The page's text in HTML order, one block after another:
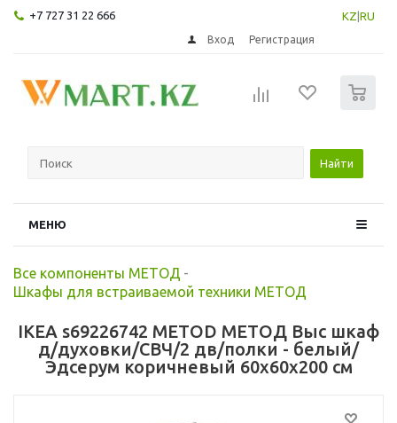
+7 727 31 22 666 KZ RU
Вход Регистрация
Найти
МЕНЮ
Все компоненты МЕТОД -
Шкафы для встраиваемой техники МЕТОД
IKEA s69226742 METOD МЕТОД Выс шкаф
д/духовки/СВЧ/2 дв/полки - белый/
Эдсерум коричневый 60x60x200 см